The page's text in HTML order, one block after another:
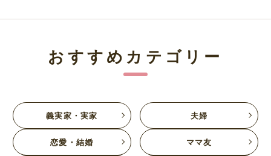
おすすめカテゴリー
義実家・実家 夫婦
恋愛・結婚 ママ友